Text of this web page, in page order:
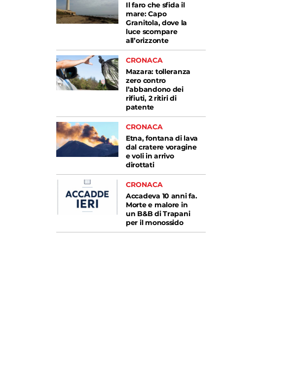
Il faro che sfida il
mare: Capo
Granitola, dove la
luce scompare
all’orizzonte
CRONACA
Mazara: tolleranza
zero contro
l’abbandono dei
rifiuti, 2 ritiri di
patente
CRONACA
Etna, fontana di lava
dal cratere voragine
e voli in arrivo
dirottati
CRONACA
Accadeva 10 anni fa.
Morte e malore in
un B&B di Trapani
per il monossido